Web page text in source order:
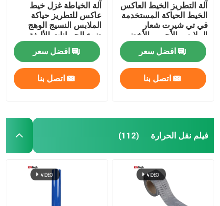
آلة التطريز الخيط العاكس
الخيط الحياكة المستخدمة
في تي شيرت شعار
الملابس الأحمر والأخضر
افضل سعر
اتصل بنا
آلة الخياطة غزل خيط
عاكس للتطريز حياكة
الملابس النسيج الوهج
ضوء الحيوانات الأليفة
افضل سعر
اتصل بنا
فيلم نقل الحرارة (112)